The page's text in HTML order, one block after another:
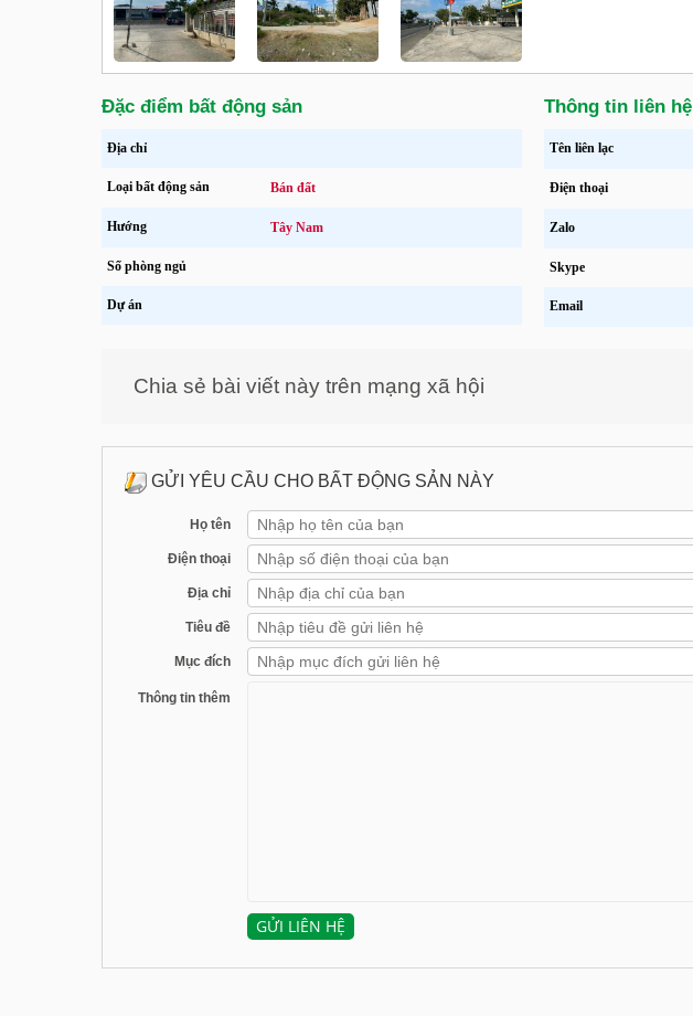
Đặc điểm bất động sản
Địa chỉ
Loại bất động sản Bán đất
Hướng Tây Nam
Số phòng ngủ
Dự án
Thông tin liên hệ
Tên liên lạc
Điện thoại
Zalo
Skype
Email
Chia sẻ bài viết này trên mạng xã hội
GỬI YÊU CẦU CHO BẤT ĐỘNG SẢN NÀY
Họ tên
Điện thoại
Địa chỉ
Tiêu đề
Mục đích
Thông tin thêm